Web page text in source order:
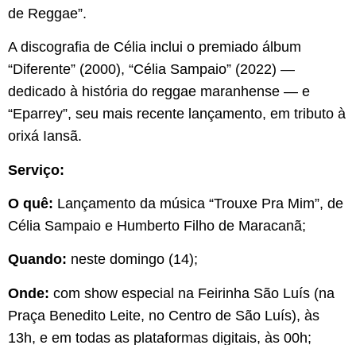
de Reggae”.
A discografia de Célia inclui o premiado álbum
“Diferente” (2000), “Célia Sampaio” (2022) —
dedicado à história do reggae maranhense — e
“Eparrey”, seu mais recente lançamento, em tributo à
orixá Iansã.
Serviço:
O quê: Lançamento da música “Trouxe Pra Mim”, de
Célia Sampaio e Humberto Filho de Maracanã;
Quando: neste domingo (14);
Onde: com show especial na Feirinha São Luís (na
Praça Benedito Leite, no Centro de São Luís), às
13h, e em todas as plataformas digitais, às 00h;